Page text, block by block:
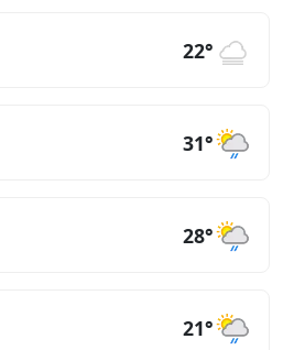
22°
31°
28°
21°